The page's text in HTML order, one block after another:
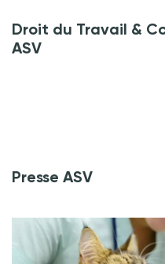
Droit du Travail &
ASV
Presse ASV